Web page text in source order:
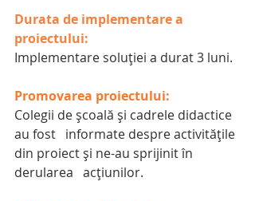
Durata de implementare a
proiectului:
Implementare soluției a durat 3 luni.
Promovarea proiectului:
Colegii de școală și cadrele didactice
au fost   informate despre activitățile
din proiect și ne-au sprijinit în
derularea   acțiunilor.